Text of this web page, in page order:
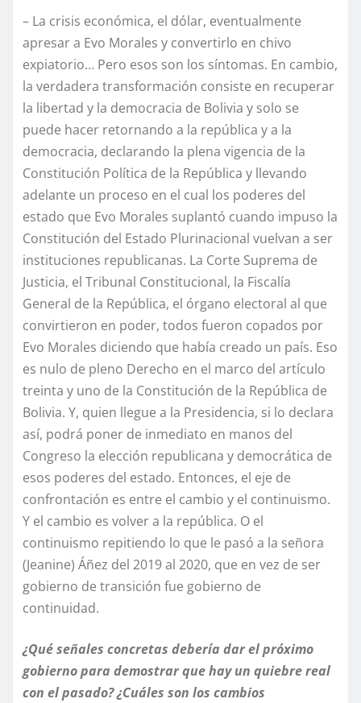
– La crisis económica, el dólar, eventualmente
apresar a Evo Morales y convertirlo en chivo
expiatorio… Pero esos son los síntomas. En cambio,
la verdadera transformación consiste en recuperar
la libertad y la democracia de Bolivia y solo se
puede hacer retornando a la república y a la
democracia, declarando la plena vigencia de la
Constitución Política de la República y llevando
adelante un proceso en el cual los poderes del
estado que Evo Morales suplantó cuando impuso la
Constitución del Estado Plurinacional vuelvan a ser
instituciones republicanas. La Corte Suprema de
Justicia, el Tribunal Constitucional, la Fiscalía
General de la República, el órgano electoral al que
convirtieron en poder, todos fueron copados por
Evo Morales diciendo que había creado un país. Eso
es nulo de pleno Derecho en el marco del artículo
treinta y uno de la Constitución de la República de
Bolivia. Y, quien llegue a la Presidencia, si lo declara
así, podrá poner de inmediato en manos del
Congreso la elección republicana y democrática de
esos poderes del estado. Entonces, el eje de
confrontación es entre el cambio y el continuismo.
Y el cambio es volver a la república. O el
continuismo repitiendo lo que le pasó a la señora
(Jeanine) Áñez del 2019 al 2020, que en vez de ser
gobierno de transición fue gobierno de
continuidad.
¿Qué señales concretas debería dar el próximo
gobierno para demostrar que hay un quiebre real
con el pasado? ¿Cuáles son los cambios